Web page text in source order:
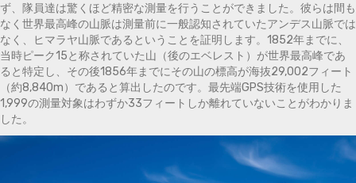
ず、隊員達は驚くほど精密な測量を行うことができました。彼らは間も
なく世界最高峰の山脈は測量前に一般認知されていたアンデス山脈では
なく、ヒマラヤ山脈であるということを証明します。1852年までに、
当時ピーク15と称されていた山（後のエベレスト）が世界最高峰であ
ると特定し、その後1856年までにその山の標高が海抜29,002フィート
（約8,840m）であると算出したのです。最先端GPS技術を使用した
1,999の測量対象はわずか33フィートしか離れていないことがわかりま
した。